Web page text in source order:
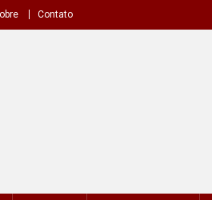
Contato